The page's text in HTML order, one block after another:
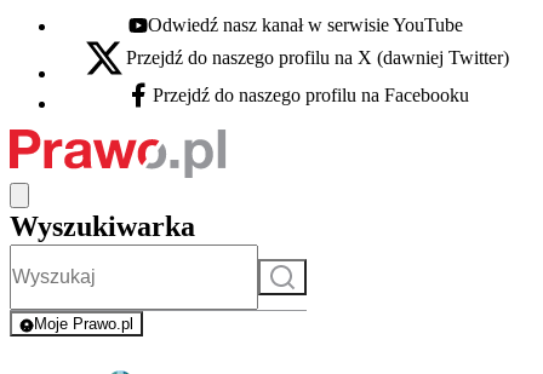
Youtube - otwiera się w nowej karcie
Odwiedź nasz kanał w serwisie YouTube
X - otwiera się w nowej karcie
Przejdź do naszego profilu na X (dawniej Twitter)
Facebook - otwiera się w nowej karcie
Przejdź do naszego profilu na Facebooku
Wyszukiwarka
Szukaj
Moje Prawo.pl
- rejestracja i logowanie do serwisu